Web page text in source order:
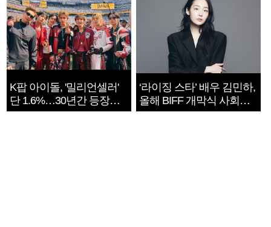
K팝 아이돌, '밀리언셀러'
단 1.6%…30년간 등장
1182개팀 전수조사
‘라이징 스타’ 배우 김민하,
올해 BIFF 개막식 사회자
확정